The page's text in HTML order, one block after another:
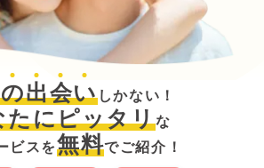
の出会いしかない！
たにピッタリな
ビスを無料でご紹介！